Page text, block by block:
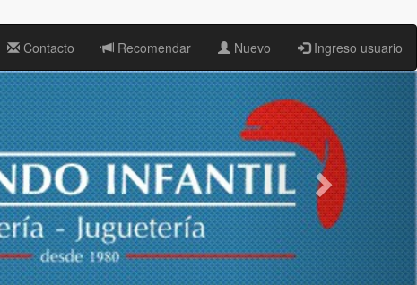
Contacto Recomendar Nuevo Ingreso usuario